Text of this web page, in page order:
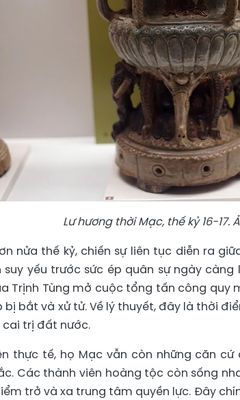
Lư hương thời Mạc, thế kỷ 16-17.
nửa thế kỷ, chiến sự liên tục diễn ra
suy yếu trước sức ép quân sự ngày
Trịnh Tùng mở cuộc tổng tấn công quy
bị bắt và xử tử. Về lý thuyết, đây là thời
trị đất nước.
thực tế, họ Mạc vẫn còn những căn
Các thành viên hoàng tộc còn sống
trở và xa trung tâm quyền lực. Đây